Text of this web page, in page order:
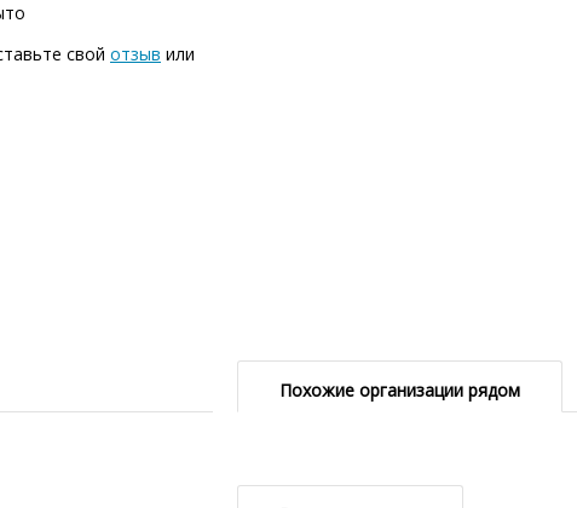
свой отзыв или
Похожие организации рядом